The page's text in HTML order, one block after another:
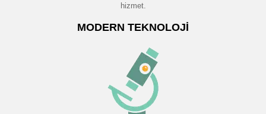
hizmet.
MODERN TEKNOLOJI